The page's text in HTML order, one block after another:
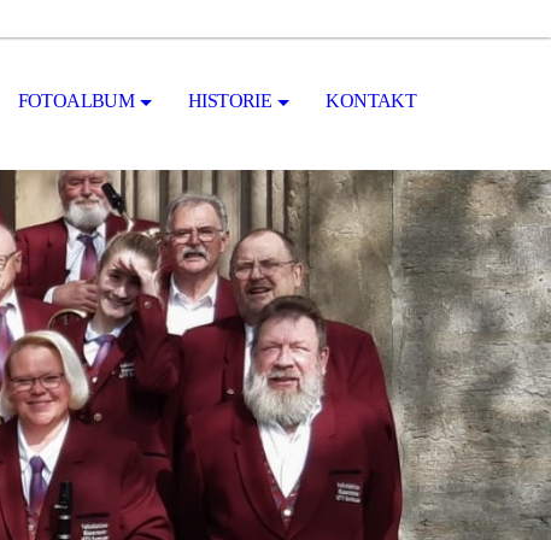
FOTOALBUM HISTORIE KONTAKT